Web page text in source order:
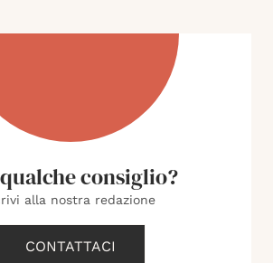
consiglio?
alla nostra redazione
CONTATTACI